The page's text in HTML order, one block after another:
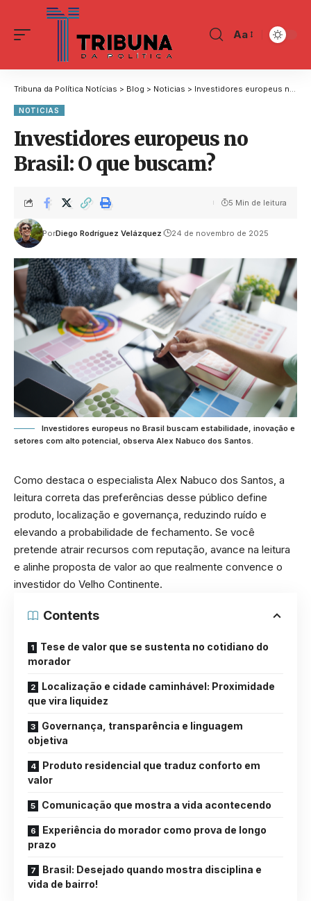
Aa
Tribuna da Política Notícias > Blog > Noticias > Investidores europeus no Brasil: O que buscam?
NOTICIAS
Investidores europeus no
Brasil: O que buscam?
PorDiego Rodríguez Velázquez 24 de novembro de 2025
5 Min de leitura
Investidores europeus no Brasil buscam estabilidade, inovação e
setores com alto potencial, observa Alex Nabuco dos Santos.
Como destaca o especialista Alex Nabuco dos Santos, a
leitura correta das preferências desse público define
produto, localização e governança, reduzindo ruído e
elevando a probabilidade de fechamento. Se você
pretende atrair recursos com reputação, avance na leitura
e alinhe proposta de valor ao que realmente convence o
investidor do Velho Continente.
Contents
Tese de valor que se sustenta no cotidiano do
morador
Localização e cidade caminhável: Proximidade
que vira liquidez
Governança, transparência e linguagem
objetiva
Produto residencial que traduz conforto em
valor
Comunicação que mostra a vida acontecendo
Experiência do morador como prova de longo
prazo
Brasil: Desejado quando mostra disciplina e
vida de bairro!